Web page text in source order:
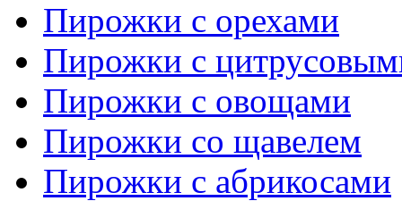
Пирожки с орехами
Пирожки с
Пирожки с овощами
Пирожки со щавелем
Пирожки с абрикосами